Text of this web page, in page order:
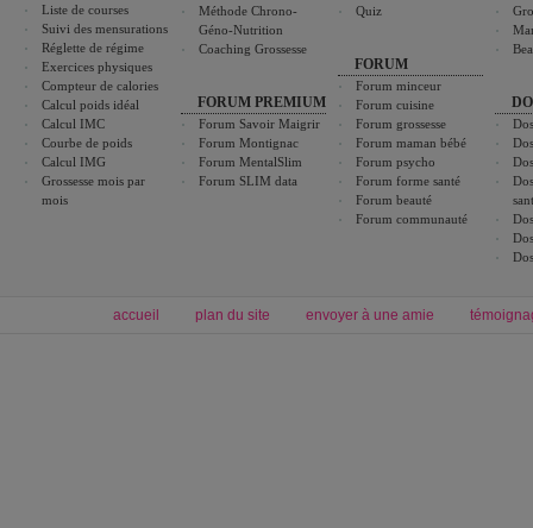
Liste de courses
Suivi des mensurations
Réglette de régime
Exercices physiques
Compteur de calories
Calcul poids idéal
Calcul IMC
Courbe de poids
Calcul IMG
Grossesse mois par
mois
Méthode Chrono-
Géno-Nutrition
Coaching Grossesse
FORUM PREMIUM
Forum Savoir Maigrir
Forum Montignac
Forum MentalSlim
Forum SLIM data
Quiz
FORUM
Forum minceur
Forum cuisine
Forum grossesse
Forum maman bébé
Forum psycho
Forum forme santé
Forum beauté
Forum communauté
accueil plan du site envoyer à une amie